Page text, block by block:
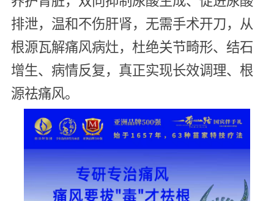
排泄，温和不伤肝肾，无需手术开刀，从
根源瓦解痛风病灶，杜绝关节畸形、结石
增生、病情反复，真正实现长效调理、根
源祛痛风。